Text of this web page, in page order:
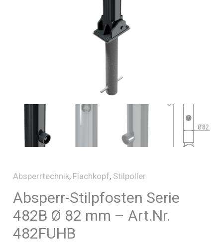
Absperrtechnik, Flachkopf, Stilpoller
Absperr-Stilpfosten Serie
482B Ø 82 mm – Art.Nr.
482FUHB